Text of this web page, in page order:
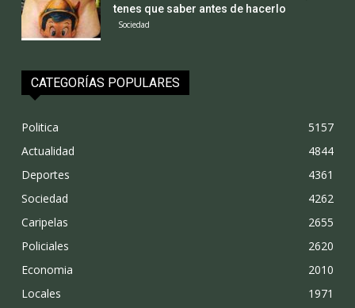
tenes que saber antes de hacerlo
Sociedad
CATEGORÍAS POPULARES
Politica
5157
Actualidad
4844
Deportes
4361
Sociedad
4262
Caripelas
2655
Policiales
2620
Economia
2010
Locales
1971